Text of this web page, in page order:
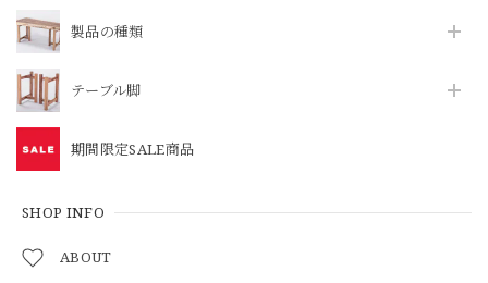
製品の種類
テーブル脚
期間限定SALE商品
SHOP INFO
ABOUT